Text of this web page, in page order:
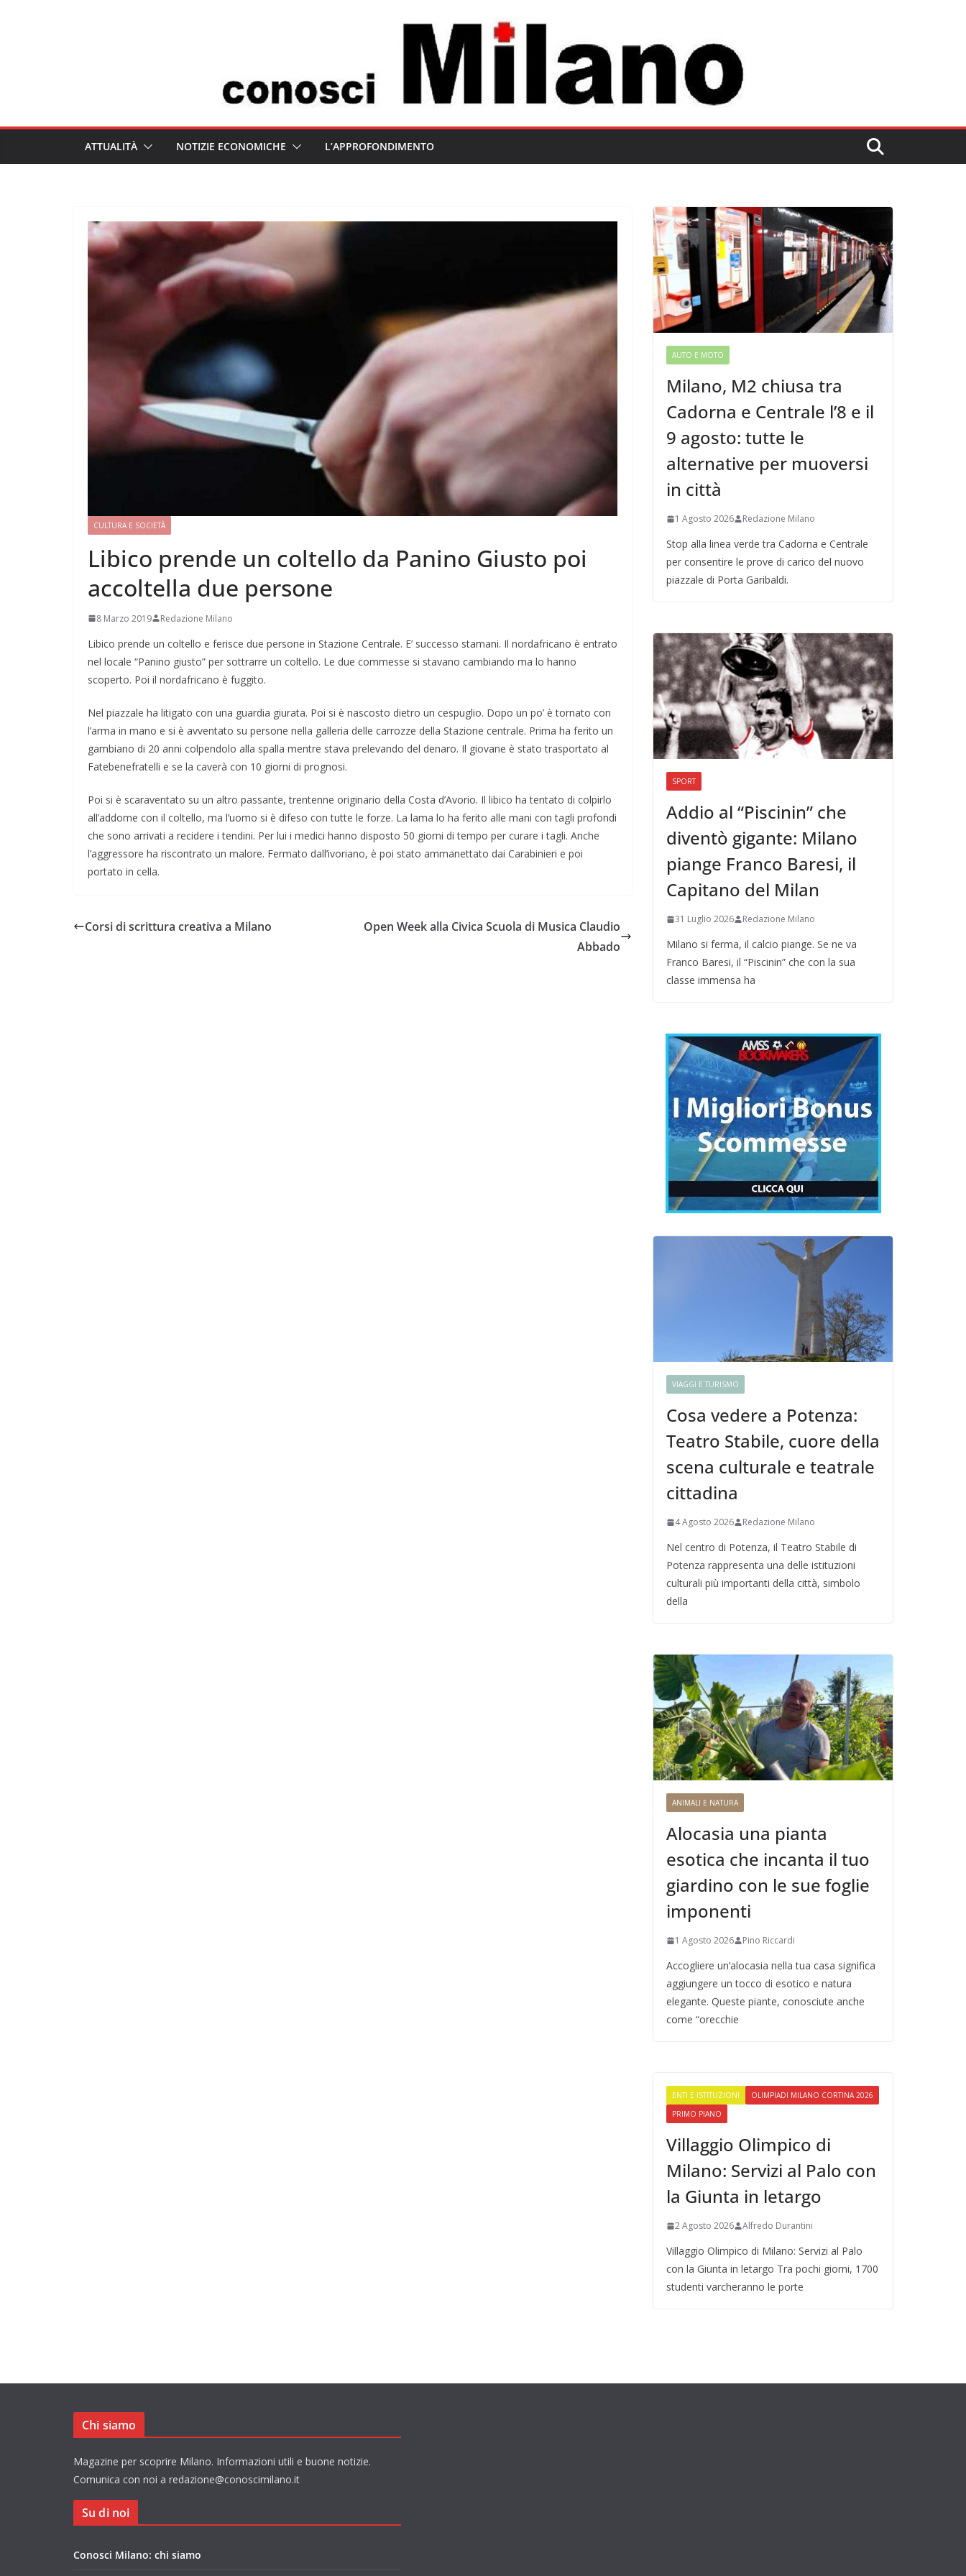
ATTUALITÀ NOTIZIE ECONOMICHE L’APPROFONDIMENTO
CULTURA E SOCIETÀ
Libico prende un coltello da Panino Giusto poi
accoltella due persone
8 Marzo 2019 Redazione Milano
Libico prende un coltello e ferisce due persone in Stazione Centrale. E’ successo stamani. Il nordafricano è entrato
nel locale “Panino giusto” per sottrarre un coltello. Le due commesse si stavano cambiando ma lo hanno
scoperto. Poi il nordafricano è fuggito.
Nel piazzale ha litigato con una guardia giurata. Poi si è nascosto dietro un cespuglio. Dopo un po’ è tornato con
l’arma in mano e si è avventato su persone nella galleria delle carrozze della Stazione centrale. Prima ha ferito un
gambiano di 20 anni colpendolo alla spalla mentre stava prelevando del denaro. Il giovane è stato trasportato al
Fatebenefratelli e se la caverà con 10 giorni di prognosi.
Poi si è scaraventato su un altro passante, trentenne originario della Costa d’Avorio. Il libico ha tentato di colpirlo
all’addome con il coltello, ma l’uomo si è difeso con tutte le forze. La lama lo ha ferito alle mani con tagli profondi
che sono arrivati a recidere i tendini. Per lui i medici hanno disposto 50 giorni di tempo per curare i tagli. Anche
l’aggressore ha riscontrato un malore. Fermato dall’ivoriano, è poi stato ammanettato dai Carabinieri e poi
portato in cella.
Corsi di scrittura creativa a Milano
Open Week alla Civica Scuola di Musica Claudio
Abbado
AUTO E MOTO
Milano, M2 chiusa tra
Cadorna e Centrale l’8 e il
9 agosto: tutte le
alternative per muoversi
in città
1 Agosto 2026 Redazione Milano
Stop alla linea verde tra Cadorna e Centrale
per consentire le prove di carico del nuovo
piazzale di Porta Garibaldi.
SPORT
Addio al “Piscinin” che
diventò gigante: Milano
piange Franco Baresi, il
Capitano del Milan
31 Luglio 2026 Redazione Milano
Milano si ferma, il calcio piange. Se ne va
Franco Baresi, il “Piscinin” che con la sua
classe immensa ha
VIAGGI E TURISMO
Cosa vedere a Potenza:
Teatro Stabile, cuore della
scena culturale e teatrale
cittadina
4 Agosto 2026 Redazione Milano
Nel centro di Potenza, il Teatro Stabile di
Potenza rappresenta una delle istituzioni
culturali più importanti della città, simbolo
della
ANIMALI E NATURA
Alocasia una pianta
esotica che incanta il tuo
giardino con le sue foglie
imponenti
1 Agosto 2026 Pino Riccardi
Accogliere un’alocasia nella tua casa significa
aggiungere un tocco di esotico e natura
elegante. Queste piante, conosciute anche
come “orecchie
ENTI E ISTITUZIONI
OLIMPIADI MILANO CORTINA 2026
PRIMO PIANO
Villaggio Olimpico di
Milano: Servizi al Palo con
la Giunta in letargo
2 Agosto 2026 Alfredo Durantini
Villaggio Olimpico di Milano: Servizi al Palo
con la Giunta in letargo Tra pochi giorni, 1700
studenti varcheranno le porte
Chi siamo
Magazine per scoprire Milano. Informazioni utili e buone notizie.
Comunica con noi a redazione@conoscimilano.it
Su di noi
Conosci Milano: chi siamo